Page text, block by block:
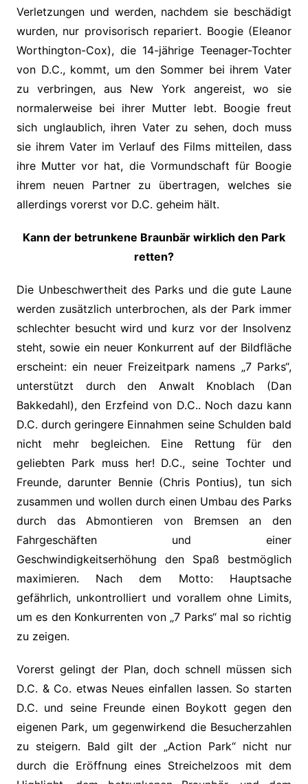
Verletzungen und werden, nachdem sie beschädigt
wurden, nur provisorisch repariert. Boogie (Eleanor
Worthington-Cox), die 14-jährige Teenager-Tochter
von D.C., kommt, um den Sommer bei ihrem Vater
zu verbringen, aus New York angereist, wo sie
normalerweise bei ihrer Mutter lebt. Boogie freut
sich unglaublich, ihren Vater zu sehen, doch muss
sie ihrem Vater im Verlauf des Films mitteilen, dass
ihre Mutter vor hat, die Vormundschaft für Boogie
ihrem neuen Partner zu übertragen, welches sie
allerdings vorerst vor D.C. geheim hält.
Kann der betrunkene Braunbär wirklich den Park
retten?
Die Unbeschwertheit des Parks und die gute Laune
werden zusätzlich unterbrochen, als der Park immer
schlechter besucht wird und kurz vor der Insolvenz
steht, sowie ein neuer Konkurrent auf der Bildfläche
erscheint: ein neuer Freizeitpark namens „7 Parks“,
unterstützt durch den Anwalt Knoblach (Dan
Bakkedahl), den Erzfeind von D.C.. Noch dazu kann
D.C. durch geringere Einnahmen seine Schulden bald
nicht mehr begleichen. Eine Rettung für den
geliebten Park muss her! D.C., seine Tochter und
Freunde, darunter Bennie (Chris Pontius), tun sich
zusammen und wollen durch einen Umbau des Parks
durch das Abmontieren von Bremsen an den
Fahrgeschäften und einer
Geschwindigkeitserhöhung den Spaß bestmöglich
maximieren. Nach dem Motto: Hauptsache
gefährlich, unkontrolliert und vorallem ohne Limits,
um es den Konkurrenten von „7 Parks“ mal so richtig
zu zeigen.
Vorerst gelingt der Plan, doch schnell müssen sich
D.C. & Co. etwas Neues einfallen lassen. So starten
D.C. und seine Freunde einen Boykott gegen den
eigenen Park, um gegenwirkend die Besucherzahlen
zu steigern. Bald gilt der „Action Park“ nicht nur
durch die Eröffnung eines Streichelzoos mit dem